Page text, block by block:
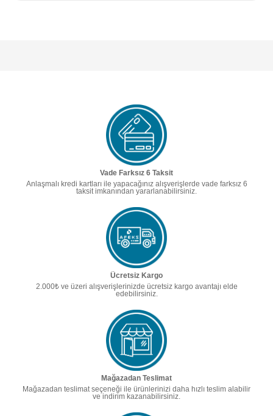
Vade Farksız 6 Taksit
Anlaşmalı kredi kartları ile yapacağınız alışverişlerde vade farksız 6
taksit imkanından yararlanabilirsiniz.
Ücretsiz Kargo
2.000₺ ve üzeri alışverişlerinizde ücretsiz kargo avantajı elde
edebilirsiniz.
Mağazadan Teslimat
Mağazadan teslimat seçeneği ile ürünlerinizi daha hızlı teslim alabilir
ve indirim kazanabilirsiniz.